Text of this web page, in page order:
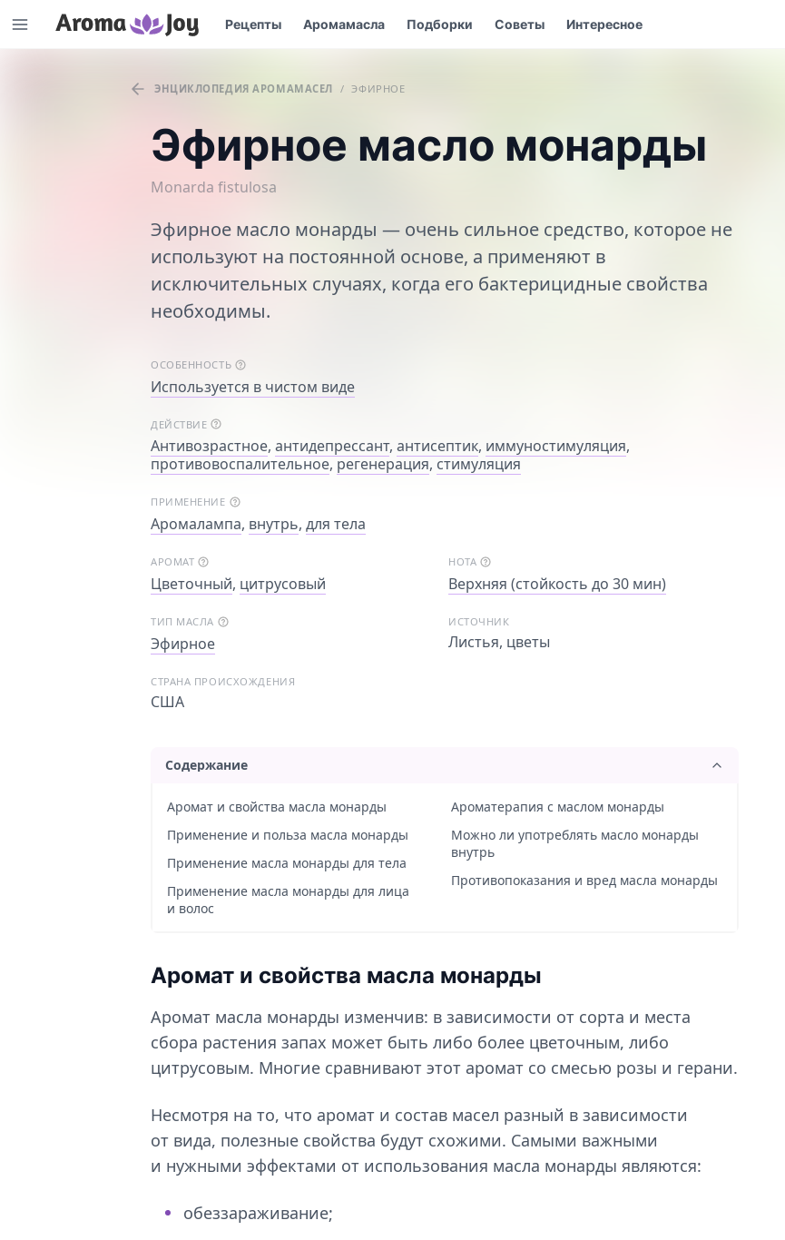
Рецепты Аромамасла Подборки Советы Интересное
ЭНЦИКЛОПЕДИЯ АРОМАМАСЕЛ / ЭФИРНОЕ
Эфирное масло монарды
Monarda fistulosa
Эфирное масло монарды — очень сильное средство, которое не
используют на постоянной основе, а применяют в
исключительных случаях, когда его бактерицидные свойства
необходимы.
ОСОБЕННОСТЬ
Используется в чистом виде
ДЕЙСТВИЕ
Антивозрастное, антидепрессант, антисептик, иммуностимуляция,
противовоспалительное, регенерация, стимуляция
ПРИМЕНЕНИЕ
Аромалампа, внутрь, для тела
АРОМАТ
Цветочный, цитрусовый
НОТА
Верхняя (стойкость до 30 мин)
ТИП МАСЛА
Эфирное
ИСТОЧНИК
Листья, цветы
СТРАНА ПРОИСХОЖДЕНИЯ
США
Содержание
Аромат и свойства масла монарды
Применение и польза масла монарды
Применение масла монарды для тела
Применение масла монарды для лица
и волос
Ароматерапия с маслом монарды
Можно ли употреблять масло монарды
внутрь
Противопоказания и вред масла монарды
Аромат и свойства масла монарды
Аромат масла монарды изменчив: в зависимости от сорта и места
сбора растения запах может быть либо более цветочным, либо
цитрусовым. Многие сравнивают этот аромат со смесью розы и герани.
Несмотря на то, что аромат и состав масел разный в зависимости
от вида, полезные свойства будут схожими. Самыми важными
и нужными эффектами от использования масла монарды являются:
обеззараживание;